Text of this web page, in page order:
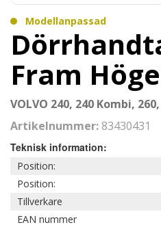
Modellanpassad
Fram
VOLVO 240, 240 Kombi,
Artikelnummer: 83430431
Teknisk information:
Position:
Position:
Tillverkare
EAN nummer